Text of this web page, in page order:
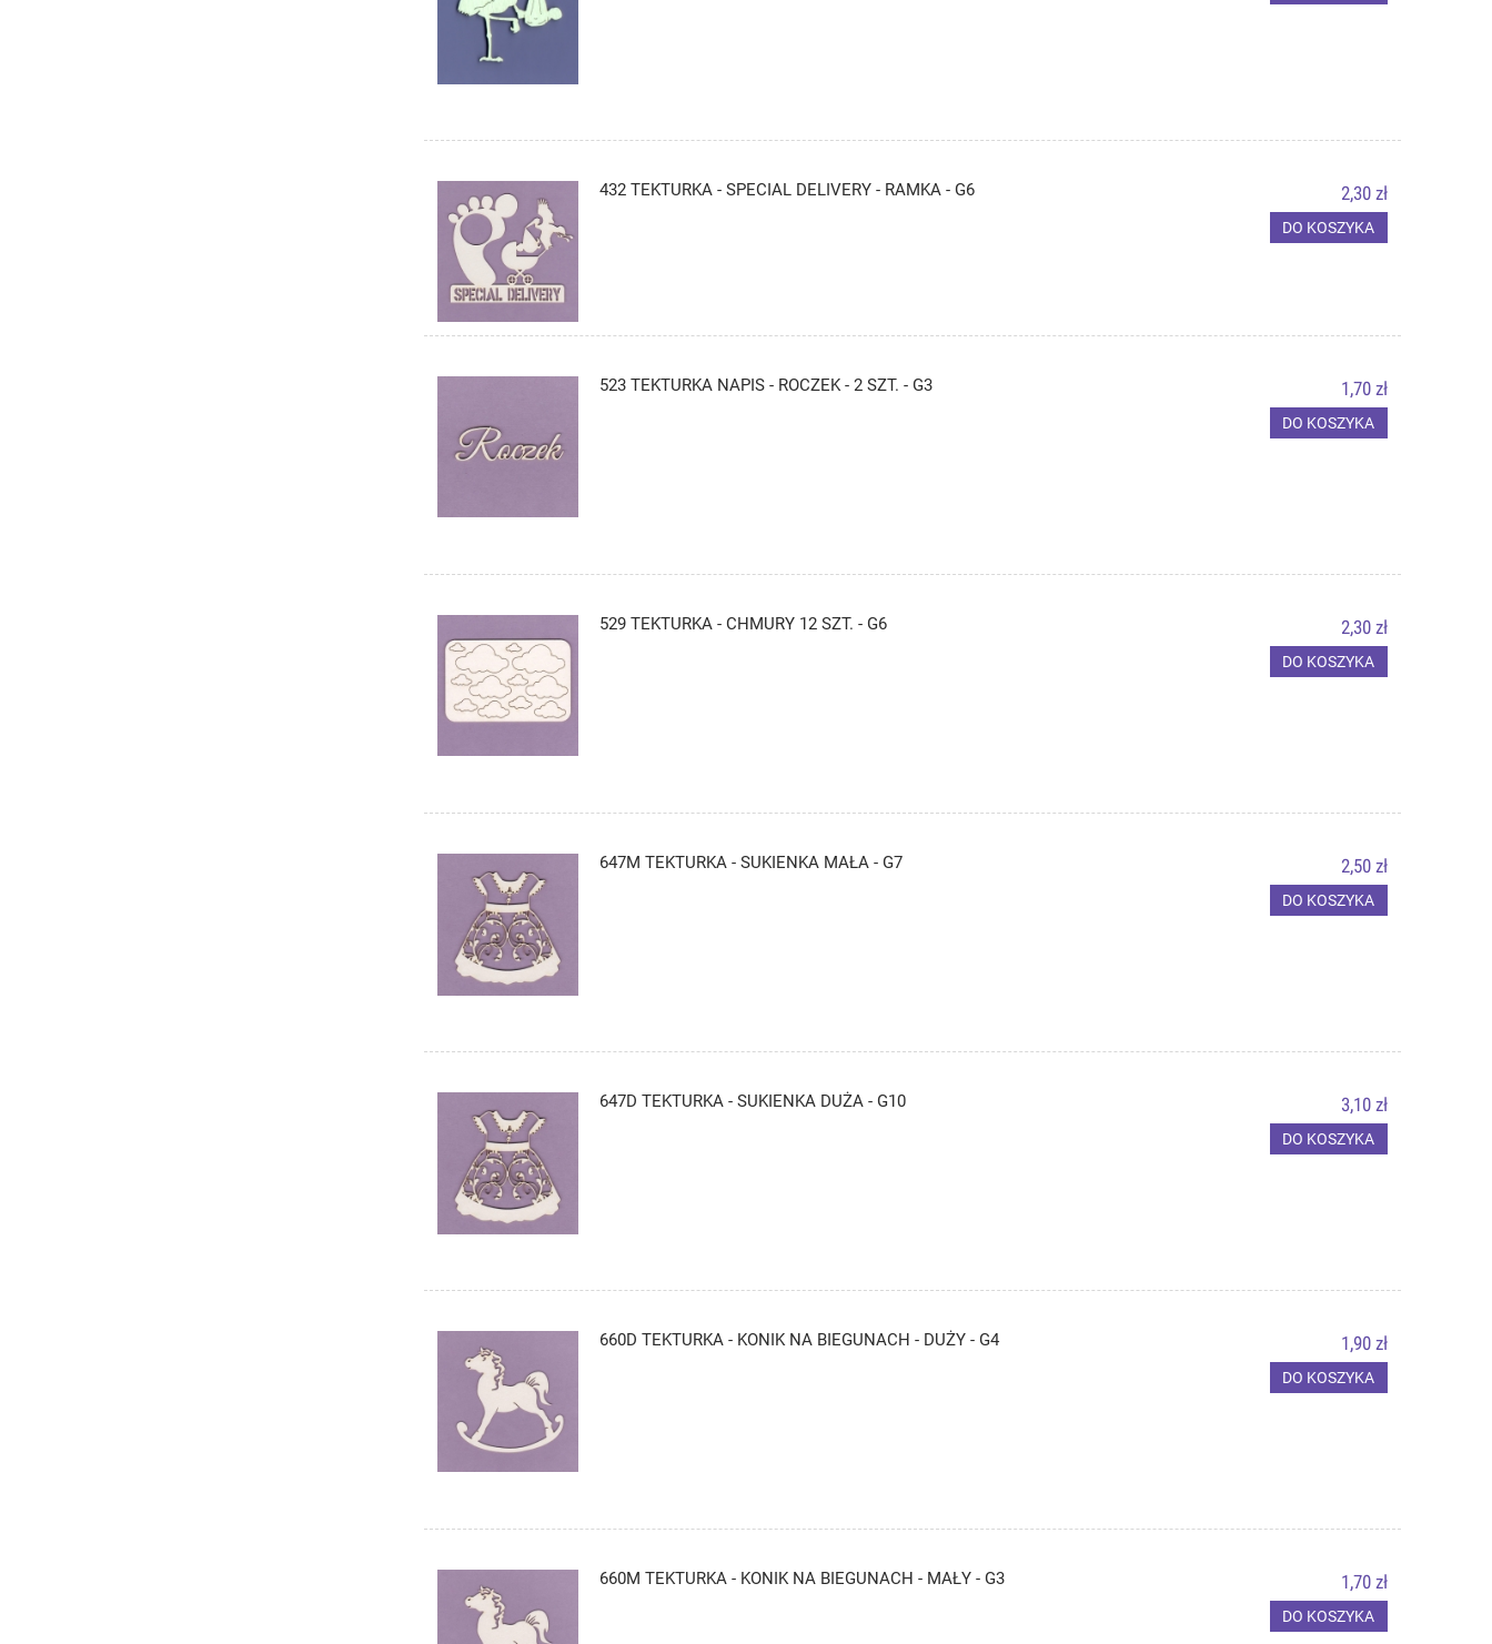
432 TEKTURKA - SPECIAL DELIVERY - RAMKA - G6 2,30 zł
DO KOSZYKA
523 TEKTURKA NAPIS - ROCZEK - 2 SZT. - G3 1,70 zł
DO KOSZYKA
529 TEKTURKA - CHMURY 12 SZT. - G6 2,30 zł
DO KOSZYKA
647M TEKTURKA - SUKIENKA MAŁA - G7 2,50 zł
DO KOSZYKA
647D TEKTURKA - SUKIENKA DUŻA - G10 3,10 zł
DO KOSZYKA
660D TEKTURKA - KONIK NA BIEGUNACH - DUŻY - G4 1,90 zł
DO KOSZYKA
660M TEKTURKA - KONIK NA BIEGUNACH - MAŁY - G3 1,70 zł
DO KOSZYKA